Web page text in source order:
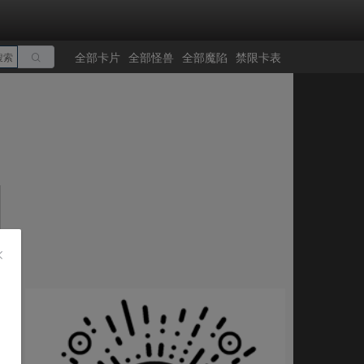
索 全部卡片 全部怪兽 全部魔陷 禁限卡表